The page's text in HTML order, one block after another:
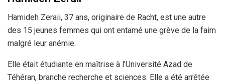
Hamideh Zeraii, 37 ans, originaire de Racht, est une autre
des 15 jeunes femmes qui ont entamé une grève de la faim
malgré leur anémie.
Elle était étudiante en maîtrise à l’Université Azad de
Téhéran, branche recherche et sciences. Elle a été arrêtée